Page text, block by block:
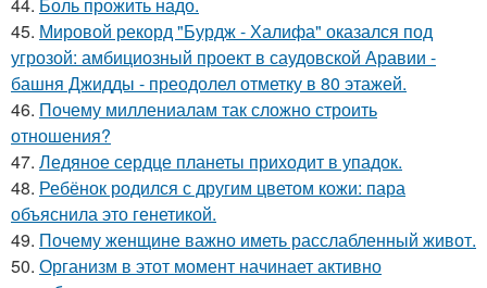
45. Мировой рекорд "Бурдж - Халифа" оказался под
угрозой: амбициозный проект в саудовской Аравии -
башня Джидды - преодолел отметку в 80 этажей.
46. Почему миллениалам так сложно строить
отношения?
47. Ледяное сердце планеты приходит в упадок.
48. Ребёнок родился с другим цветом кожи: пара
объяснила это генетикой.
49. Почему женщине важно иметь расслабленный живот.
50. Организм в этот момент начинает активно